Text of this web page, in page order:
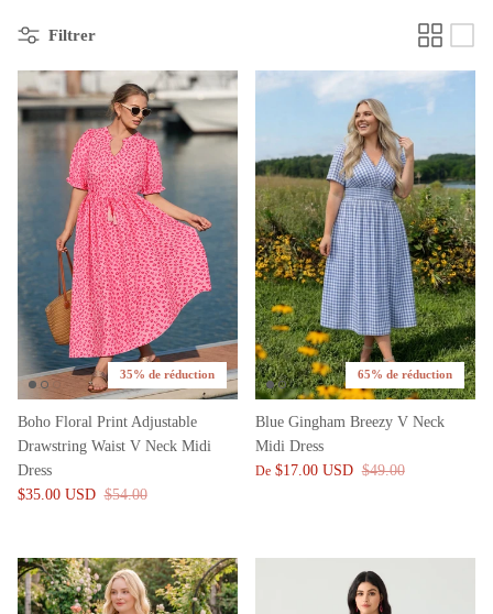
Filtrer
35% de réduction
Boho Floral Print Adjustable
Drawstring Waist V Neck Midi
Dress
$35.00 USD $54.00
65% de réduction
Blue Gingham Breezy V Neck
Midi Dress
De $17.00 USD $49.00